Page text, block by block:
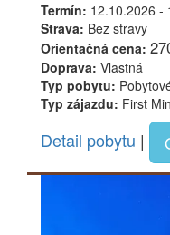
Termín: 12.10.2026 -
Strava: Bez stravy
Orientačná cena:
Doprava: Vlastná
Typ pobytu:
Typ zájazdu: First
Detail pobytu |